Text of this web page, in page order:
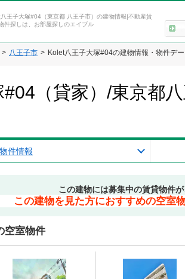
王子大塚#04（東京都 八王子市）の建物情報|不動産賃
件探しは、お部屋探しのエイブル
八王子市 Kolet八王子大塚#04の建物情報・物件デー
（貸家）/東京都
件情報
この建物には募集中の賃貸物件が
この建物を見た方におすすめの空室
空室物件